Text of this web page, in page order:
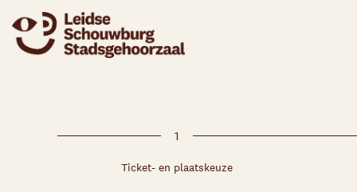
1
Ticket- en plaatskeuze